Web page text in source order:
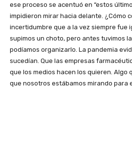
ese proceso se acentuó en “estos
impidieron mirar hacia delante. ¿Cómo
incertidumbre que a la vez siempre fue
supimos un choto, pero antes tuvimos
podíamos organizarlo. La pandemia
sucedían. Que las empresas
que los medios hacen los quieren. Algo
que nosotros estábamos mirando para